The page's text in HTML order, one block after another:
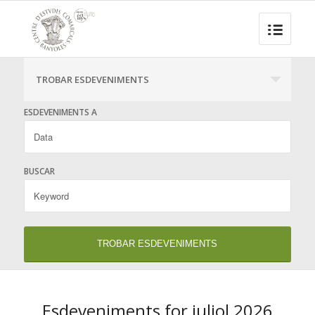
TROBAR ESDEVENIMENTS
ESDEVENIMENTS A
BUSCAR